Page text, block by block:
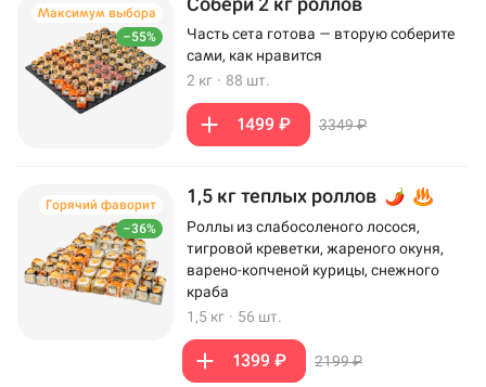
–55%
Максимум выбора
Часть сета готова — вторую соберите
сами, как нравится
2 кг · 88 шт.
1499 ₽ 3349 ₽
–36%
Горячий фаворит 1,5 кг теплых роллов
Роллы из слабосоленого лосося,
тигровой креветки, жареного окуня,
варено-копченой курицы, снежного
краба
1,5 кг · 56 шт.
1399 ₽ 2199 ₽